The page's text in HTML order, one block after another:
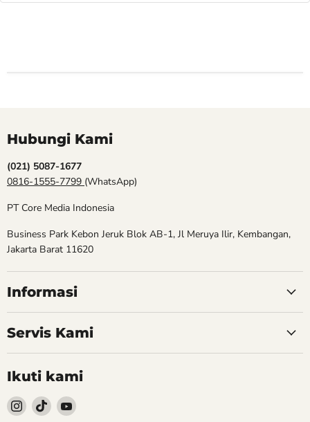
Hubungi Kami
(021) 5087-1677
0816-1555-7799 (WhatsApp)
PT Core Media Indonesia
Business Park Kebon Jeruk Blok AB-1, Jl Meruya Ilir, Kembangan,
Jakarta Barat 11620
Informasi
Servis Kami
Ikuti kami
Follow
kami
Follow
kami
Follow